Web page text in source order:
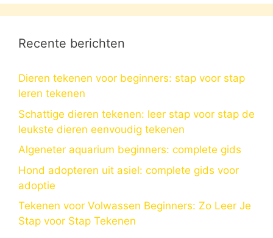
Recente berichten
Dieren tekenen voor beginners: stap voor stap
leren tekenen
Schattige dieren tekenen: leer stap voor stap de
leukste dieren eenvoudig tekenen
Algeneter aquarium beginners: complete gids
Hond adopteren uit asiel: complete gids voor
adoptie
Tekenen voor Volwassen Beginners: Zo Leer Je
Stap voor Stap Tekenen